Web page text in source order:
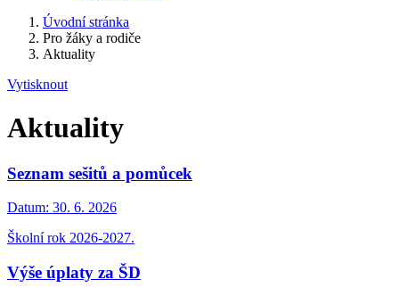
Úvodní stránka
Pro žáky a rodiče
Aktuality
Vytisknout
Aktuality
Seznam sešitů a pomůcek
Datum: 30. 6. 2026
Školní rok 2026-2027.
Výše úplaty za ŠD